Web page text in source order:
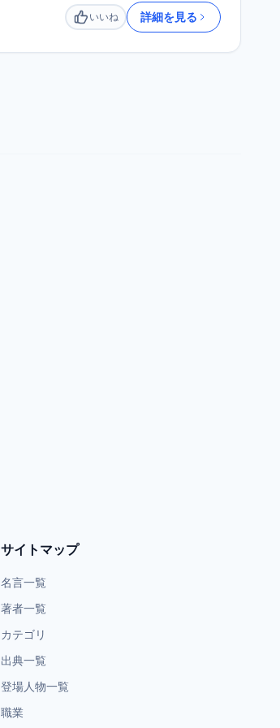
いいね
いいね 詳細を見る
サイトマップ
名言一覧
著者一覧
カテゴリ
出典一覧
登場人物一覧
職業